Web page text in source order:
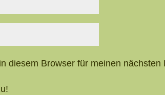
diesem Browser für meinen nächsten